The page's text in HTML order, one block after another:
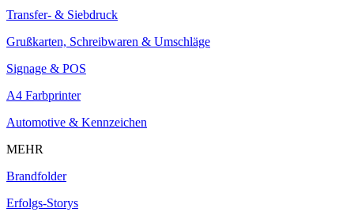
Transfer- & Siebdruck
Grußkarten, Schreibwaren & Umschläge
Signage & POS
A4 Farbprinter
Automotive & Kennzeichen
MEHR
Brandfolder
Erfolgs-Storys